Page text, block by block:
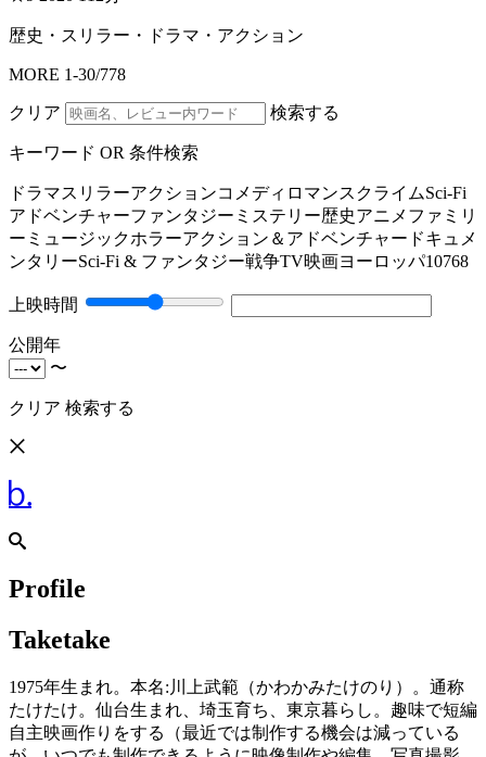
歴史・スリラー・ドラマ・アクション
MORE 1-30/778
クリア 検索する
キーワード OR 条件検索
ドラマスリラーアクションコメディ ロマンス クライムSci-Fi
アドベンチャーファンタジー ミステリー歴史アニメ ファミリ
ー ミュージックホラーアクション＆アドベンチャー ドキュメ
ンタリーSci-Fi & ファンタジー戦争TV映画ヨーロッパ10768
上映時間
公開年
〜
クリア 検索する
Profile
Taketake
1975年生まれ。本名:川上武範（かわかみたけのり）。通称
たけたけ。仙台生まれ、埼玉育ち、東京暮らし。趣味で短編
自主映画作りをする（最近では制作する機会は減っている